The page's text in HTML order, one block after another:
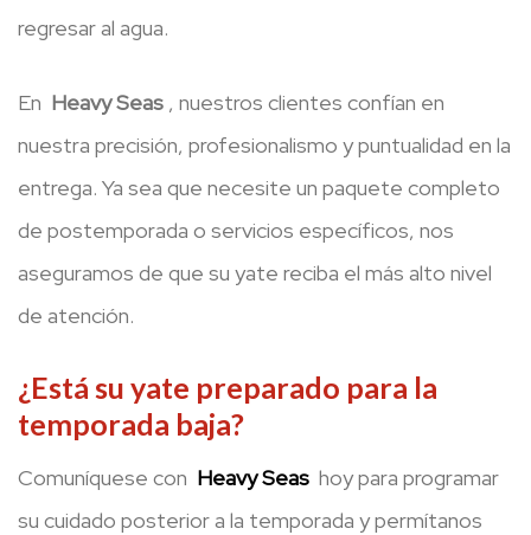
regresar al agua.
En Heavy Seas , nuestros clientes confían en
nuestra precisión, profesionalismo y puntualidad en la
entrega. Ya sea que necesite un paquete completo
de postemporada o servicios específicos, nos
aseguramos de que su yate reciba el más alto nivel
de atención.
¿Está su yate preparado para la
temporada baja?
Comuníquese con Heavy Seas hoy para programar
su cuidado posterior a la temporada y permítanos